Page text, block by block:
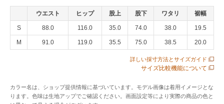
配送料
送料無料
（税込5,000円以上ご購入で送料無料）
商品コード NHB25SSBRPAN0022
素材 ポリエステル58％、綿42％
ウエスト ヒップ 股上 股下 ワタリ 裾幅
S 88.0 116.0 35.0 74.0 38.0 19.5
M 91.0 119.0 35.5 75.0 38.5 20.0
詳しい採寸方法とサイズガイド
サイズ比較機能について
カラー名は、ショップ提供情報に基づいています。モデル画像は着用イメージとな
ります。色味は生地アップでご確認ください。画面設定等により実際の商品の色と